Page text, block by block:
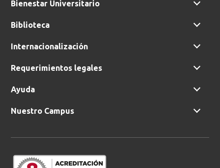
¿Qué buscas?
Bienestar Universitario
Biblioteca
Internacionalización
Requerimientos legales
Ayuda
Nuestro Campus